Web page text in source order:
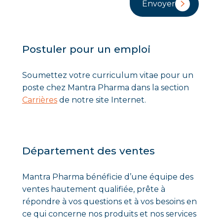
Postuler pour un emploi
Soumettez votre curriculum vitae pour un
poste chez Mantra Pharma dans la section
Carrièresde notre site Internet.
Département des ventes
Mantra Pharma bénéficie d’une équipe des
ventes hautement qualifiée, prête à
répondre à vos questions et à vos besoins en
ce qui concerne nos produits et nos services